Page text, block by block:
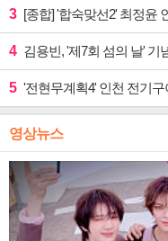
3 [종합] '합숙맞선2' 최정윤 인
4 김용빈, '제7회 섬의 날' 기
5 '전현무계획4' 인천 전기
영상뉴스